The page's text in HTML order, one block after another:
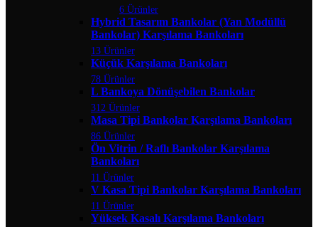
6 Ürünler
Hybrid Tasarım Bankolar (Yan Modüllü
Bankolar) Karşılama Bankoları
13 Ürünler
Küçük Karşılama Bankoları
78 Ürünler
L Bankoya Dönüşebilen Bankolar
312 Ürünler
Masa Tipi Bankolar Karşılama Bankoları
86 Ürünler
Ön Vitrin / Raflı Bankolar Karşılama
Bankoları
11 Ürünler
V Kasa Tipi Bankolar Karşılama Bankoları
11 Ürünler
Yüksek Kasalı Karşılama Bankoları